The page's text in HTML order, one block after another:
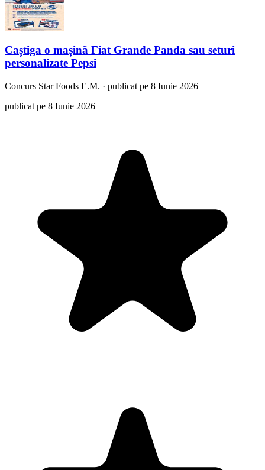
Caștiga o mașină Fiat Grande Panda sau seturi
personalizate Pepsi
Concurs Star Foods E.M. · publicat pe 8 Iunie 2026
publicat pe 8 Iunie 2026